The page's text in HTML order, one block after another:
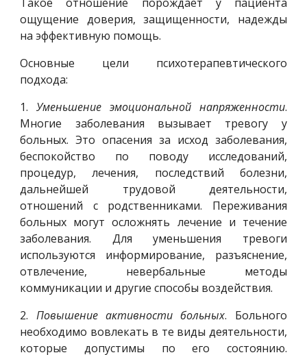
ощущение доверия, защищенности, надежды
на эффективную помощь.
Основные цели психотерапевтического
подхода:
1.Уменьшение эмоциональной напряженности.
Многие заболевания вызывает тревогу у
больных. Это опасения за исход заболевания,
беспокойство по поводу исследований,
процедур, лечения, последствий болезни,
дальнейшей трудовой деятельности,
отношений с родственниками. Переживания
больных могут осложнять лечение и течение
заболевания. Для уменьшения тревоги
используются информирование, разъяснение,
отвлечение, невербальные методы
коммуникации и другие способы воздействия.
2. Повышение активности больных. Больного
необходимо вовлекать в те виды деятельности,
которые допустимы по его состоянию.